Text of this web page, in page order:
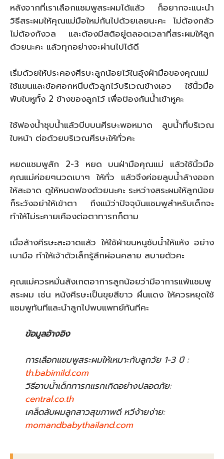
หลังจากที่เราเลือกแชมพูสระผมได้แล้ว ก็อยากจะแนะนำ
วิธีสระผมให้คุณแม่มือใหม่กันไปด้วยเลยนะคะ ไม่ต้องกลัว
ไม่ต้องกังวล และต้องมีสติอยู่ตลอดเวลาที่สระผมให้ลูก
ด้วยนะคะ แล้วทุกอย่างจะผ่านไปได้ดี
เริ่มด้วยให้ประคองศีรษะลูกน้อยไว้ในอุ้งฝ่ามือของคุณแม่
ใช้แขนและข้อศอกหนีบตัวลูกไว้บริเวณข้างเอว ใช้นิ้วมือ
พับใบหูทั้ง 2 ข้างของลูกไว้ เพื่อป้องกันน้ำเข้าหูคะ
ใช้ฟองน้ำชุบน้ำแล้วบีบบนศีรษะพอหมาด ลูบน้ำที่บริเวณ
ใบหน้า ต่อด้วยบริเวณศีรษะให้ทั่วคะ
หยดแชมพูสัก 2-3 หยด บนฝ่ามือคุณแม่ แล้วใช้นิ้วมือ
คุณแม่ค่อยๆนวดเบาๆ ให้ทั่ว แล้วจึงค่อยลูบน้ำล้างออก
ให้สะอาด ดูให้หมดฟองด้วยนะคะ ระหว่างสระผมให้ลูกน้อย
ก็ระวังอย่าให้เข้าตา ถึงแม้ว่าปัจจุบันแชมพูสำหรับเด็กจะ
ทำให้ไม่ระคายเคืองต่อตาทารกก็ตาม
เมื่อล้างศีรษะสะอาดแล้ว ให้ใช้ผ้าขนหนูซับน้ำให้แห้ง อย่าง
เบามือ ทำให้เจ้าตัวเล็กรู้สึกผ่อนคลาย สบายตัวคะ
คุณแม่ควรหมั่นสังเกตอาการลูกน้อยว่ามีอาการแพ้แชมพู
สระผม เช่น หนังศีรษะเป็นขุยสีขาว ผื่นแดง ให้ควรหยุดใช้
แชมพูทันทีและนำลูกไปพบแพทย์ทันทีคะ
ข้อมูลอ้างอิง
การเลือกแชมพูสระผมให้เหมาะกับลูกวัย 1-3 ปี :
th.babimild.com
วิธีอาบน้ำเด็กทารกแรกเกิดอย่างปลอดภัย:
central.co.th
เคล็ดลับผมลูกสาวสุขภาพดี หวีง้ายง่าย:
momandbabythailand.com